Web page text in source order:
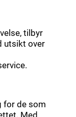
tilbyr
utsikt over
for de som